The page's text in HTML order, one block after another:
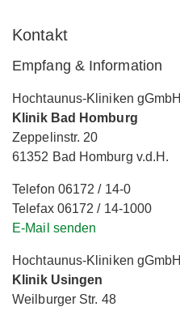
Kontakt
Empfang & Information
Hochtaunus-Kliniken gGmbH
Klinik Bad Homburg
Zeppelinstr. 20
61352 Bad Homburg v.d.H.
Telefon 06172 / 14-0
Telefax 06172 / 14-1000
E-Mail senden
Hochtaunus-Kliniken gGmbH
Klinik Usingen
Weilburger Str. 48